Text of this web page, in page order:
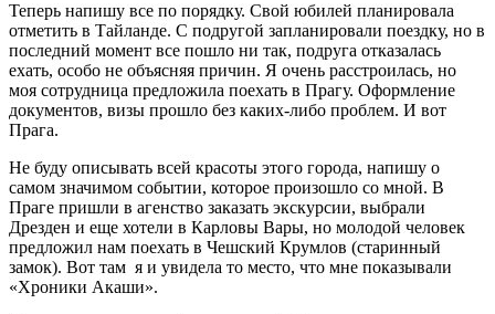
Теперь напишу все по порядку. Свой юбилей планировала
отметить в Тайланде. С подругой запланировали поездку, но в
последний момент все пошло ни так, подруга отказалась
ехать, особо не объясняя причин. Я очень расстроилась, но
моя сотрудница предложила поехать в Прагу. Оформление
документов, визы прошло без каких-либо проблем. И вот
Прага.
Не буду описывать всей красоты этого города, напишу о
самом значимом событии, которое произошло со мной. В
Праге пришли в агенство заказать экскурсии, выбрали
Дрезден и еще хотели в Карловы Вары, но молодой человек
предложил нам поехать в Чешский Крумлов (старинный
замок). Вот там я и увидела то место, что мне показывали
«Хроники Акаши».